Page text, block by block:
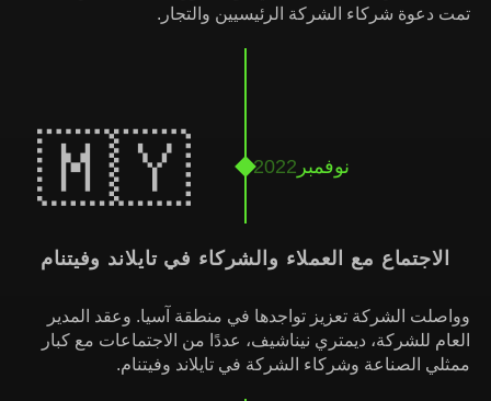
تمت دعوة شركاء الشركة الرئيسيين والتجار.
الاجتماع مع العملاء والشركاء في تايلاند وفيتنام
وواصلت الشركة تعزيز تواجدها في منطقة آسيا. وعقد المدير
العام للشركة، ديمتري نيناشيف، عددًا من الاجتماعات مع كبار
ممثلي الصناعة وشركاء الشركة في تايلاند وفيتنام.
نوفمبر 2022
🇲🇾